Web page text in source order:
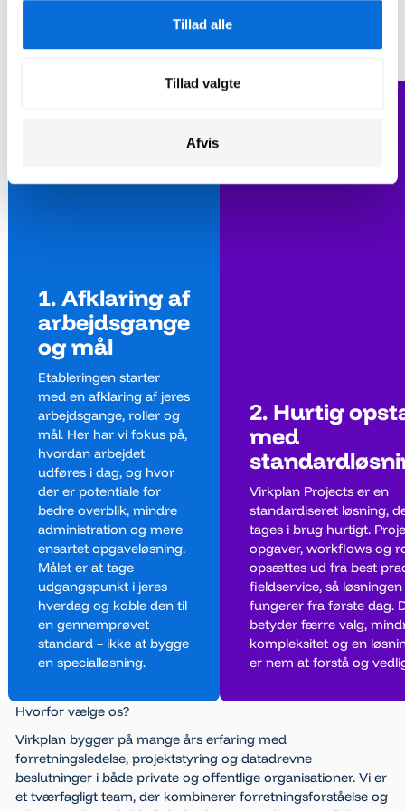
Tillad alle
Tillad valgte
Afvis
1. Afklaring af
arbejdsgange
og mål
Etableringen starter
med en afklaring af jeres
arbejdsgange, roller og
mål. Her har vi fokus på,
hvordan arbejdet
udføres i dag, og hvor
der er potentiale for
bedre overblik, mindre
administration og mere
ensartet opgaveløsning.
Målet er at tage
udgangspunkt i jeres
hverdag og koble den til
en gennemprøvet
standard – ikke at bygge
en specialløsning.
2. Hurtig
med
Virkplan Projects er en
standardiseret løsning,
tages i brug hurtigt.
opgaver, workflows og
opsættes ud fra best
fieldservice, så løsningen
fungerer fra første dag.
betyder færre valg,
kompleksitet og en
er nem at forstå og
Hvorfor vælge os?
Virkplan bygger på mange års erfaring med
forretningsledelse, projektstyring og datadrevne
beslutninger i både private og offentlige organisationer. Vi er
et tværfagligt team, der kombinerer forretningsforståelse og